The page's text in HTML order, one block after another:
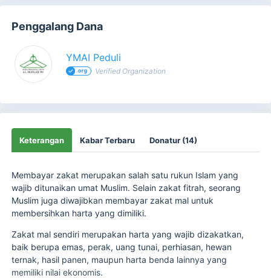
Penggalang Dana
YMAI Peduli
Verified Organization
Keterangan Kabar Terbaru Donatur (14)
Membayar zakat merupakan salah satu rukun Islam yang
wajib ditunaikan umat Muslim. Selain zakat fitrah, seorang
Muslim juga diwajibkan membayar zakat mal untuk
membersihkan harta yang dimiliki.
Zakat mal sendiri merupakan harta yang wajib dizakatkan,
baik berupa emas, perak, uang tunai, perhiasan, hewan
ternak, hasil panen, maupun harta benda lainnya yang
memiliki nilai ekonomis.